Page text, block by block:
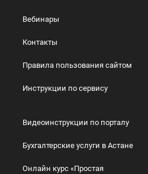
Вебинары
Контакты
Правила пользования сайтом
Инструкции по сервису
Видеоинструкции по порталу
Бухгалтерские услуги в Астане
Онлайн курс «Простая